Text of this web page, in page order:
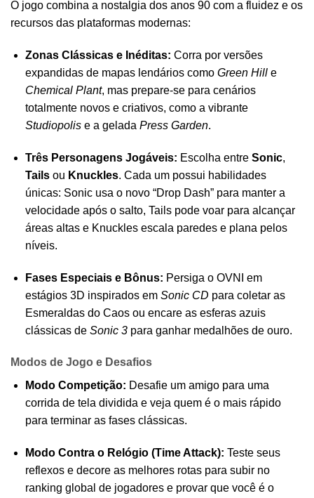
O jogo combina a nostalgia dos anos 90 com a fluidez e os
recursos das plataformas modernas:
Zonas Clássicas e Inéditas: Corra por versões
expandidas de mapas lendários como Green Hille
Chemical Plant, mas prepare-se para cenários
totalmente novos e criativos, como a vibrante
Studiopolise a gelada Press Garden.
Três Personagens Jogáveis: Escolha entre Sonic,
Tailsou Knuckles. Cada um possui habilidades
únicas: Sonic usa o novo “Drop Dash” para manter a
velocidade após o salto, Tails pode voar para alcançar
áreas altas e Knuckles escala paredes e plana pelos
níveis.
Fases Especiais e Bônus: Persiga o OVNI em
estágios 3D inspirados em Sonic CD para coletar as
Esmeraldas do Caos ou encare as esferas azuis
clássicas de Sonic 3para ganhar medalhões de ouro.
Modos de Jogo e Desafios
Modo Competição: Desafie um amigo para uma
corrida de tela dividida e veja quem é o mais rápido
para terminar as fases clássicas.
Modo Contra o Relógio (Time Attack): Teste seus
reflexos e decore as melhores rotas para subir no
ranking global de jogadores e provar que você é o